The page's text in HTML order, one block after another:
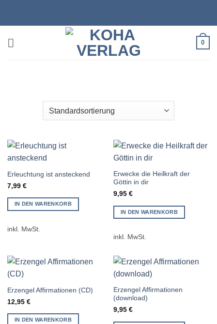
0
Erleuchtung ist ansteckend
7,99 €
IN DEN WARENKORB
inkl. MwSt.
Erwecke die Heilkraft der
Göttin in dir
9,95 €
IN DEN WARENKORB
inkl. MwSt.
Erzengel Affirmationen (CD)
12,95 €
IN DEN WARENKORB
Erzengel Affirmationen
(download)
9,95 €